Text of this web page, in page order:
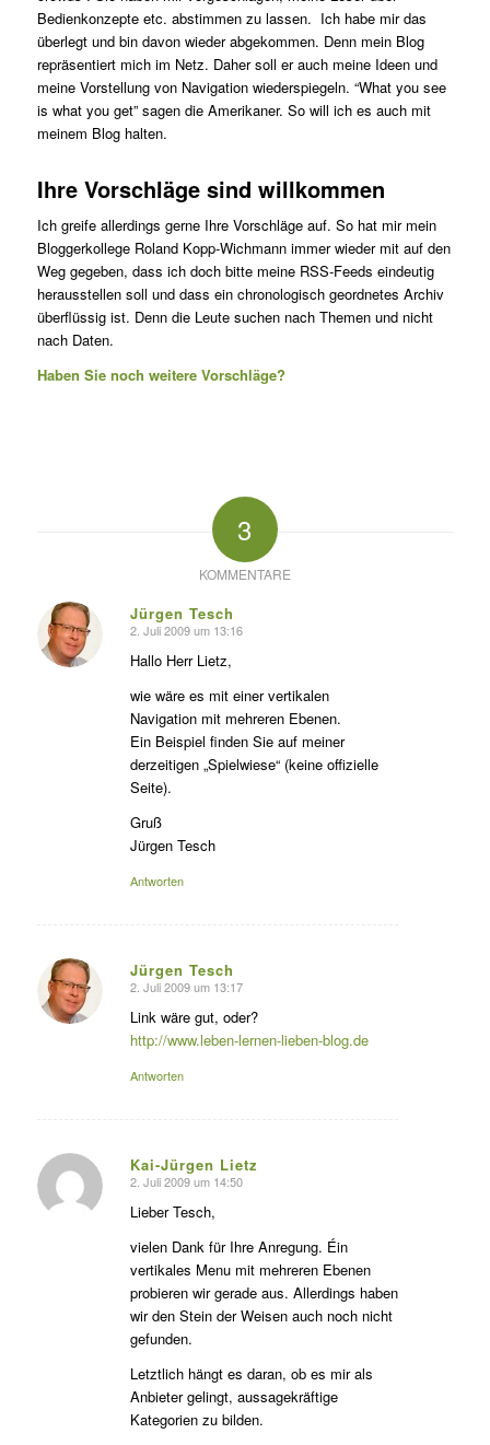
Bedienkonzepte etc. abstimmen zu lassen. Ich habe mir das
überlegt und bin davon wieder abgekommen. Denn mein Blog
repräsentiert mich im Netz. Daher soll er auch meine Ideen und
meine Vorstellung von Navigation wiederspiegeln. “What you see
is what you get” sagen die Amerikaner. So will ich es auch mit
meinem Blog halten.
Ihre Vorschläge sind willkommen
Ich greife allerdings gerne Ihre Vorschläge auf. So hat mir mein
Bloggerkollege Roland Kopp-Wichmann immer wieder mit auf den
Weg gegeben, dass ich doch bitte meine RSS-Feeds eindeutig
herausstellen soll und dass ein chronologisch geordnetes Archiv
überflüssig ist. Denn die Leute suchen nach Themen und nicht
nach Daten.
Haben Sie noch weitere Vorschläge?
3
KOMMENTARE
Jürgen Tesch
s
agte:
2. Juli 2009 um 13:16
Hallo Herr Lietz,
wie wäre es mit einer vertikalen
Navigation mit mehreren Ebenen.
Ein Beispiel finden Sie auf meiner
derzeitigen „Spielwiese“ (keine offizielle
Seite).
Gruß
Jürgen Tesch
Antworten
Jürgen Tesch
s
agte:
2. Juli 2009 um 13:17
Link wäre gut, oder?
http://www.leben-lernen-lieben-blog.de
Antworten
Kai-Jürgen Lietz
s
agte:
2. Juli 2009 um 14:50
Lieber Tesch,
vielen Dank für Ihre Anregung. Éin
vertikales Menu mit mehreren Ebenen
probieren wir gerade aus. Allerdings haben
wir den Stein der Weisen auch noch nicht
gefunden.
Letztlich hängt es daran, ob es mir als
Anbieter gelingt, aussagekräftige
Kategorien zu bilden.